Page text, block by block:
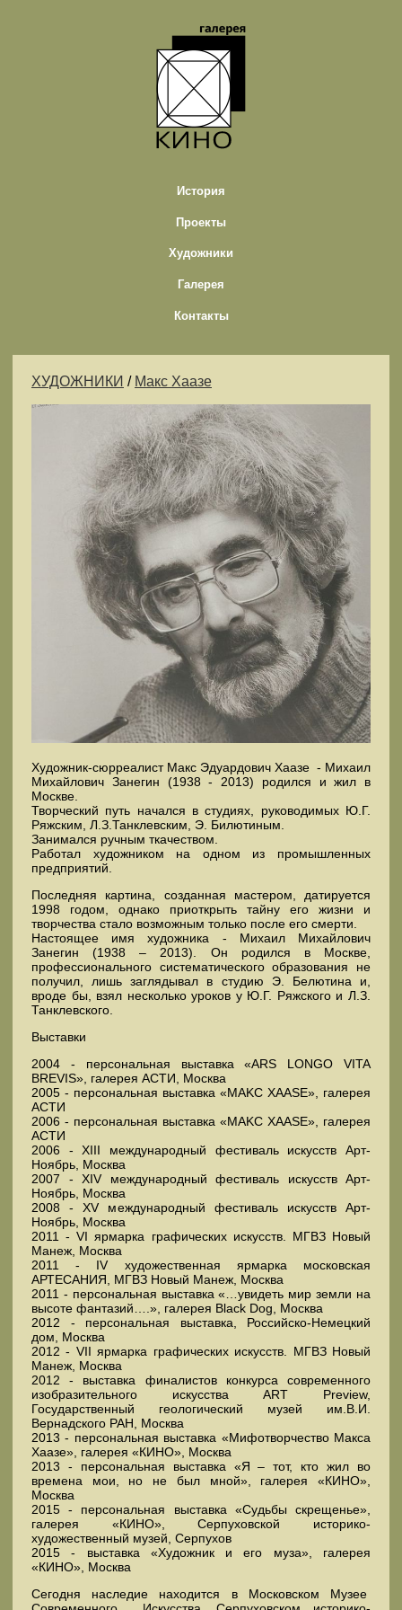
История
Проекты
Художники
Галерея
Контакты
ХУДОЖНИКИ / Макс Хаазе
Художник-сюрреалист Макс Эдуардович Хаазе - Михаил
Михайлович Занегин (1938 - 2013) родился и жил в
Москве.
Творческий путь начался в студиях, руководимых Ю.Г.
Ряжским, Л.З.Танклевским, Э. Билютиным.
Занимался ручным ткачеством.
Работал художником на одном из промышленных
предприятий.
Последняя картина, созданная мастером, датируется
1998 годом, однако приоткрыть тайну его жизни и
творчества стало возможным только после его смерти.
Настоящее имя художника - Михаил Михайлович
Занегин (1938 – 2013). Он родился в Москве,
профессионального систематического образования не
получил, лишь заглядывал в студию Э. Белютина и,
вроде бы, взял несколько уроков у Ю.Г. Ряжского и Л.З.
Танклевского.
Выставки
2004 - персональная выставка «ARS LONGO VITA
BREVIS», галерея АСТИ, Москва
2005 - персональная выставка «MAKC XAASE», галерея
АСТИ
2006 - персональная выставка «MAKC XAASE», галерея
АСТИ
2006 - XIII международный фестиваль искусств Арт-
Ноябрь, Москва
2007 - XIV международный фестиваль искусств Арт-
Ноябрь, Москва
2008 - XV международный фестиваль искусств Арт-
Ноябрь, Москва
2011 - VI ярмарка графических искусств. МГВЗ Новый
Манеж, Москва
2011 - IV художественная ярмарка московская
АРТЕСАНИЯ, МГВЗ Новый Манеж, Москва
2011 - персональная выставка «…увидеть мир земли на
высоте фантазий….», галерея Black Dog, Москва
2012 - персональная выставка, Российско-Немецкий
дом, Москва
2012 - VII ярмарка графических искусств. МГВЗ Новый
Манеж, Москва
2012 - выставка финалистов конкурса современного
изобразительного искусства ART Preview,
Государственный геологический музей им.В.И.
Вернадского РАН, Москва
2013 - персональная выставка «Мифотворчество Макса
Хаазе», галерея «КИНО», Москва
2013 - персональная выставка «Я – тот, кто жил во
времена мои, но не был мной», галерея «КИНО»,
Москва
2015 - персональная выставка «Судьбы скрещенье»,
галерея «КИНО», Серпуховской историко-
художественный музей, Серпухов
2015 - выставка «Художник и его муза», галерея
«КИНО», Москва
Сегодня наследие находится в Московском Музее